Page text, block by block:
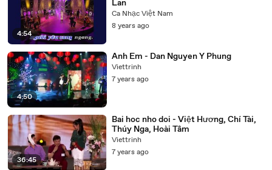
4:54
Lan
Ca Nhạc Việt Nam
8 years ago
4:50
Anh Em - Dan Nguyen Y Phung
Viettrinh
7 years ago
36:45
Bai hoc nho doi - Việt Hương, Chí Tài,
Thúy Nga, Hoài Tâm
Viettrinh
7 years ago